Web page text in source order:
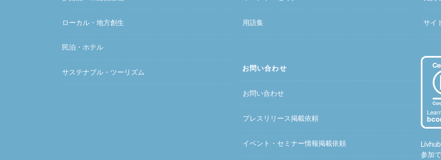
ローカル・地方創生
民泊・ホテル
サステナブル・ツーリズム
用語集
お問い合わせ
お問い合わせ
プレスリリース掲載依頼
イベント・セミナー情報掲載依頼
サイ
参加